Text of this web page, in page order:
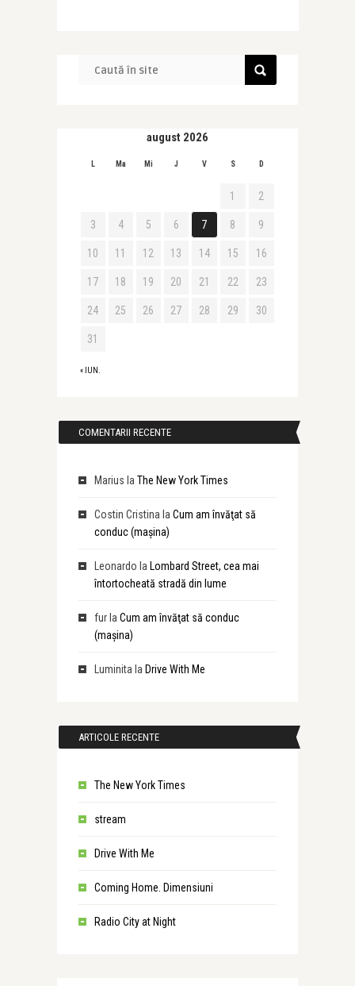
august 2026
L Ma Mi J V S D
« IUN.
1 2
3 4 5 6 7 8 9
10 11 12 13 14 15 16
17 18 19 20 21 22 23
24 25 26 27 28 29 30
31
COMENTARII RECENTE
Marius la The New York Times
Costin Cristina la Cum am învăţat să
conduc (maşina)
Leonardo la Lombard Street, cea mai
întortocheată stradă din lume
furla Cum am învăţat să conduc
(maşina)
Luminita la Drive With Me
ARTICOLE RECENTE
The New York Times
stream
Drive With Me
Coming Home. Dimensiuni
Radio City at Night